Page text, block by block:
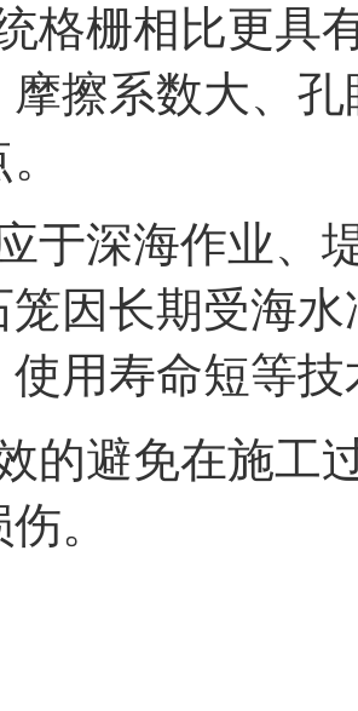
格栅相比更具
摩擦系数大、
于深海作业、
笼因长期受海
使用寿命短等
的避免在施工
。